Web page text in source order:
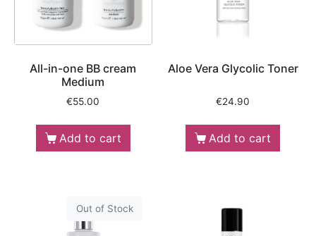
All-in-one BB cream
Medium
€55.00
Add to cart
Aloe Vera Glycolic Toner
€24.90
Add to cart
Out of Stock